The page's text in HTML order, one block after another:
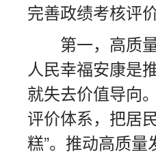
完善政绩考核评
第一，高质
人民幸福安康是
就失去价值导向
评价体系，把居
糕”。推动高质